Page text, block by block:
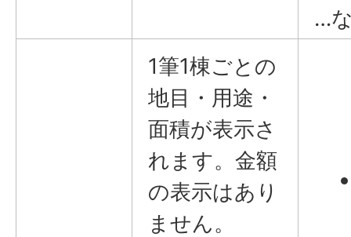
…
1筆1棟ごとの
地目・用途・
面積が表示さ
れます。金額
の表示はあり
ません。